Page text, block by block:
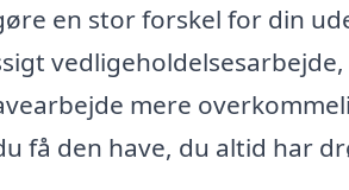
en stor forskel for din
mere
få den have, du altid har